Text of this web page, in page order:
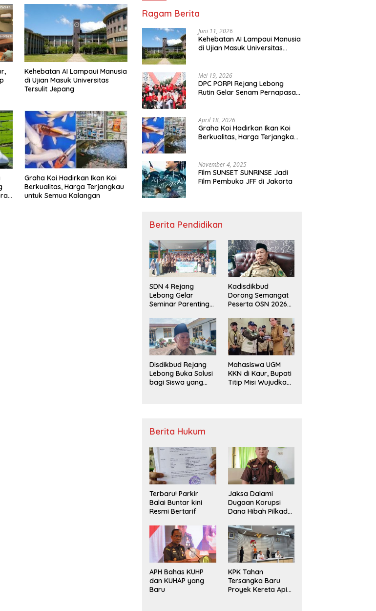
Kehebatan AI Lampaui Manusia
di Ujian Masuk Universitas
Tersulit Jepang
Graha Koi Hadirkan Ikan Koi
Berkualitas, Harga Terjangkau
untuk Semua Kalangan
Ragam Berita
Juni 11, 2026
Kehebatan AI Lampaui Manusia
di Ujian Masuk Universitas
Mei 19, 2026
DPC PORPI Rejang Lebong
Rutin Gelar Senam Pernapasan
April 18, 2026
Graha Koi Hadirkan Ikan Koi
Berkualitas, Harga Terjangkau
November 4, 2025
Film SUNSET SUNRINSE Jadi
Film Pembuka JFF di Jakarta
Berita Pendidikan
SDN 4 Rejang
Lebong Gelar
Seminar Parenting
Bullying,
Kadisdikbud: Patut
Jadi Contoh
Kadisdikbud
Dorong Semangat
Peserta OSN 2026
Disdikbud Rejang
Lebong Buka Solusi
bagi Siswa yang
Mahasiswa UGM
KKN di Kaur, Bupati
Titip Misi Wujudkan
Berita Hukum
Terbaru! Parkir
Balai Buntar kini
Resmi Bertarif
Jaksa Dalami
Dugaan Korupsi
Dana Hibah Pilkada
Kaur
APH Bahas KUHP
dan KUHAP yang
Baru
KPK Tahan
Tersangka Baru
Proyek Kereta Api